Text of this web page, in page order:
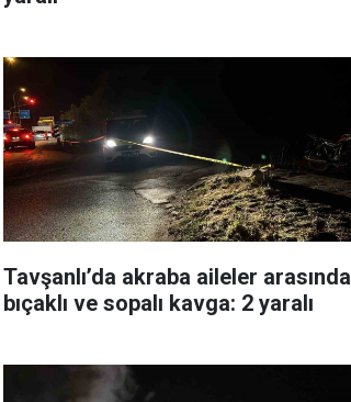
Tavşanlı’da akraba aileler arasında
bıçaklı ve sopalı kavga: 2 yaralı